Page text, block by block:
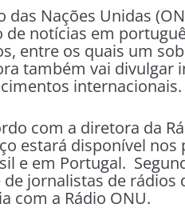
das Nações Unidas
de notícias em
entre os quais um
também vai divulgar
internacionais.
com a diretora da
estará disponível
e em Portugal.
de jornalistas de
com a Rádio ONU.